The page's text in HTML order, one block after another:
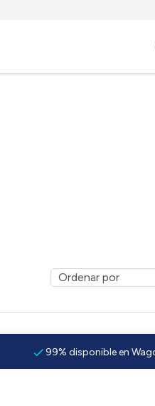
99% disponible en